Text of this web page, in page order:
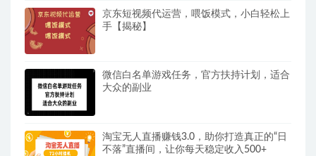
京东短视频代运营，喂饭模式，小白轻松上
手【揭秘】
微信白名单游戏任务，官方扶持计划，适合
大众的副业
淘宝无人直播赚钱3.0，助你打造真正的“日
不落”直播间，让你每天稳定收入500+